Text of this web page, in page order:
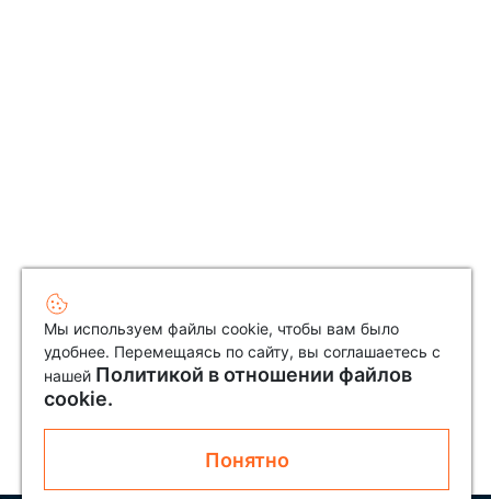
Мы используем файлы cookie, чтобы вам было
удобнее. Перемещаясь по сайту, вы соглашаетесь с
нашей Политикой в отношении файлов
cookie.
Понятно